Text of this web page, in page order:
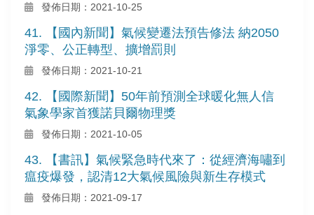
發佈日期：2021-10-25
41. 【國內新聞】氣候變遷法預告修法 納2050
淨零、公正轉型、擴增罰則
發佈日期：2021-10-21
42. 【國際新聞】50年前預測全球暖化無人信
氣象學家首獲諾貝爾物理獎
發佈日期：2021-10-05
43. 【書訊】氣候緊急時代來了：從經濟海嘯到
瘟疫爆發，認清12大氣候風險與新生存模式
發佈日期：2021-09-17